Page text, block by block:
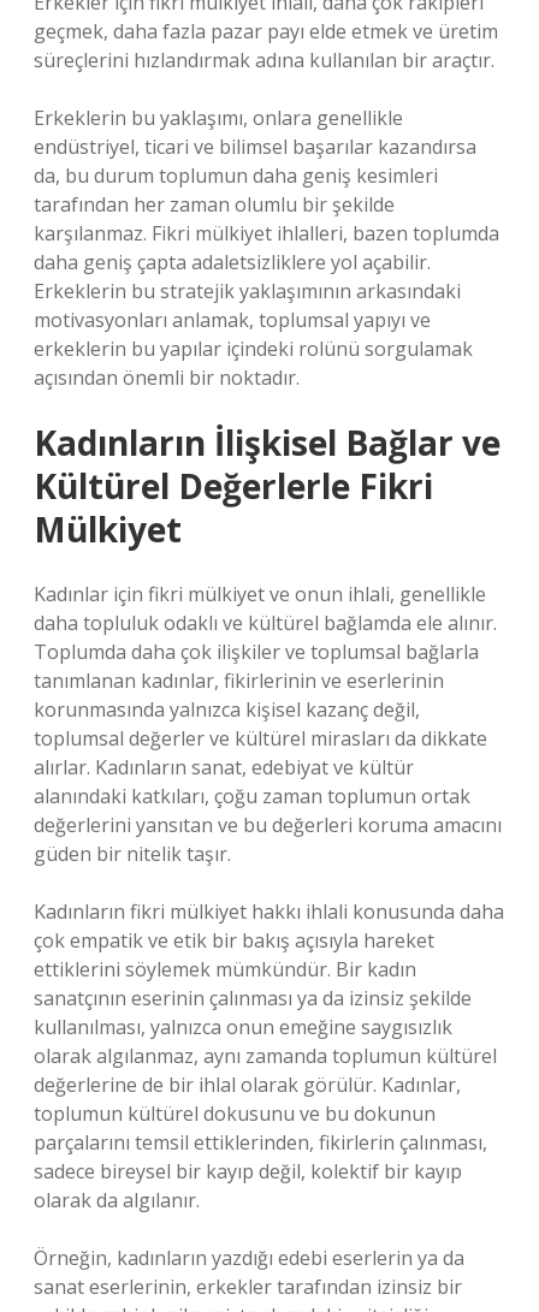
geçmek, daha fazla pazar payı elde etmek ve üretim
süreçlerini hızlandırmak adına kullanılan bir araçtır.
Erkeklerin bu yaklaşımı, onlara genellikle
endüstriyel, ticari ve bilimsel başarılar kazandırsa
da, bu durum toplumun daha geniş kesimleri
tarafından her zaman olumlu bir şekilde
karşılanmaz. Fikri mülkiyet ihlalleri, bazen toplumda
daha geniş çapta adaletsizliklere yol açabilir.
Erkeklerin bu stratejik yaklaşımının arkasındaki
motivasyonları anlamak, toplumsal yapıyı ve
erkeklerin bu yapılar içindeki rolünü sorgulamak
açısından önemli bir noktadır.
Kadınların İlişkisel Bağlar ve
Kültürel Değerlerle Fikri
Mülkiyet
Kadınlar için fikri mülkiyet ve onun ihlali, genellikle
daha topluluk odaklı ve kültürel bağlamda ele alınır.
Toplumda daha çok ilişkiler ve toplumsal bağlarla
tanımlanan kadınlar, fikirlerinin ve eserlerinin
korunmasında yalnızca kişisel kazanç değil,
toplumsal değerler ve kültürel mirasları da dikkate
alırlar. Kadınların sanat, edebiyat ve kültür
alanındaki katkıları, çoğu zaman toplumun ortak
değerlerini yansıtan ve bu değerleri koruma amacını
güden bir nitelik taşır.
Kadınların fikri mülkiyet hakkı ihlali konusunda daha
çok empatik ve etik bir bakış açısıyla hareket
ettiklerini söylemek mümkündür. Bir kadın
sanatçının eserinin çalınması ya da izinsiz şekilde
kullanılması, yalnızca onun emeğine saygısızlık
olarak algılanmaz, aynı zamanda toplumun kültürel
değerlerine de bir ihlal olarak görülür. Kadınlar,
toplumun kültürel dokusunu ve bu dokunun
parçalarını temsil ettiklerinden, fikirlerin çalınması,
sadece bireysel bir kayıp değil, kolektif bir kayıp
olarak da algılanır.
Örneğin, kadınların yazdığı edebi eserlerin ya da
sanat eserlerinin, erkekler tarafından izinsiz bir